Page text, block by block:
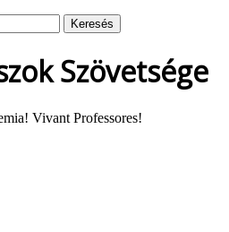
Keresés
Szövetsége
Vivant Professores!